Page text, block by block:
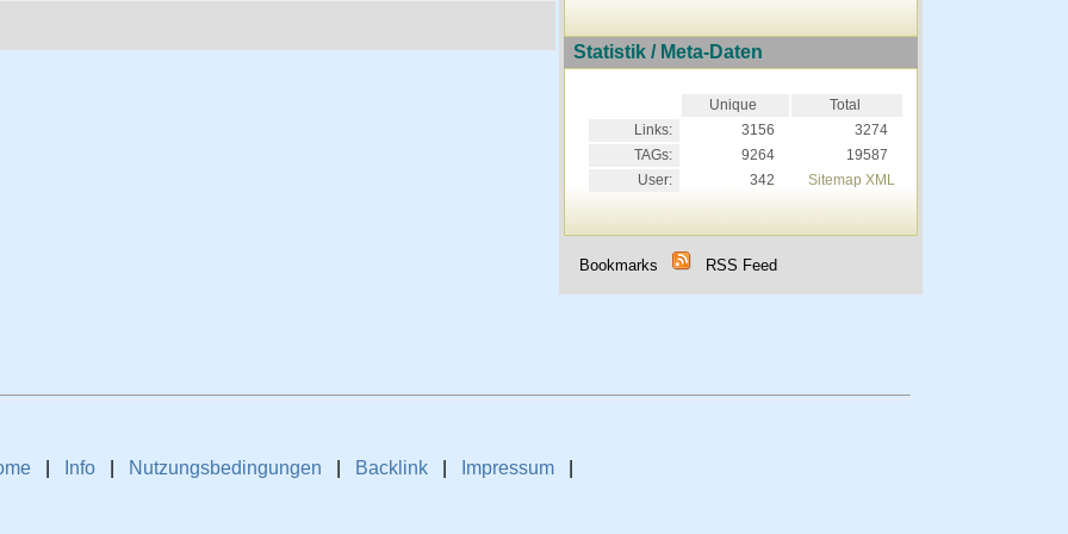
Statistik / Meta-Daten
Unique
Total
Links:
3156
3274
TAGs:
9264
19587
User:
342 Sitemap XML
Bookmarks RSS Feed
Info Nutzungsbedingungen Backlink Impressum